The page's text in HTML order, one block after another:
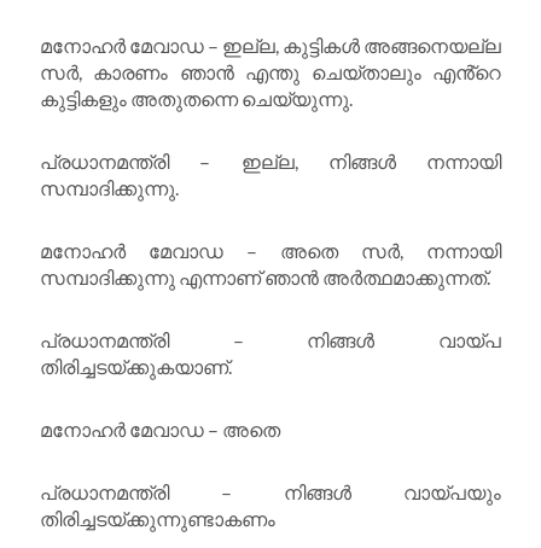
മനോഹർ മേവാഡ – ഇല്ല, കുട്ടികൾ അങ്ങനെയല്ല
സർ, കാരണം ഞാൻ എന്തു ചെയ്താലും എൻ്റെ
കുട്ടികളും അതുതന്നെ ചെയ്യുന്നു.
പ്രധാനമന്ത്രി – ഇല്ല, നിങ്ങൾ നന്നായി
സമ്പാദിക്കുന്നു.
മനോഹർ മേവാഡ – അതെ സർ, നന്നായി
സമ്പാദിക്കുന്നു എന്നാണ് ഞാൻ അർത്ഥമാക്കുന്നത്.
പ്രധാനമന്ത്രി – നിങ്ങൾ വായ്പ
തിരിച്ചടയ്ക്കുകയാണ്.
മനോഹർ മേവാഡ – അതെ
പ്രധാനമന്ത്രി – നിങ്ങൾ വായ്പയും
തിരിച്ചടയ്ക്കുന്നുണ്ടാകണം